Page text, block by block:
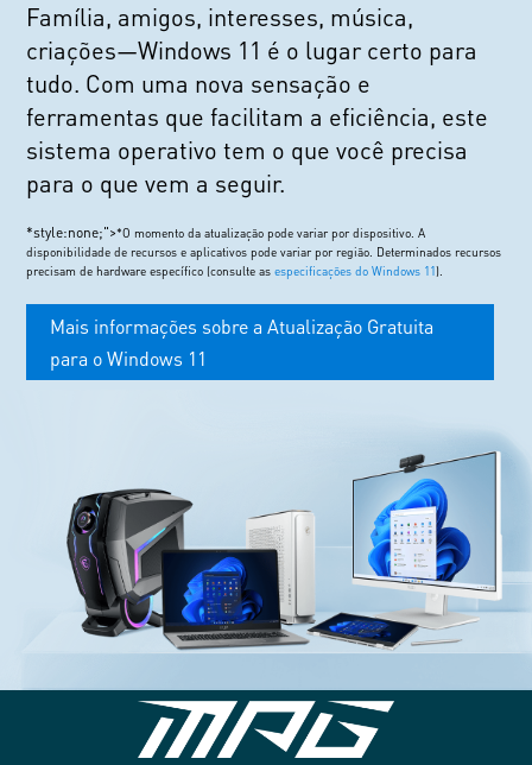
Família, amigos, interesses, música,
criações—Windows 11 é o lugar certo para
tudo. Com uma nova sensação e
ferramentas que facilitam a eficiência, este
sistema operativo tem o que você precisa
para o que vem a seguir.
*style:none;">*O momento da atualização pode variar por dispositivo. A
disponibilidade de recursos e aplicativos pode variar por região. Determinados recursos
precisam de hardware específico (consulte asespecificações do Windows 11).
Mais informações sobre a Atualização Gratuita
para o Windows 11